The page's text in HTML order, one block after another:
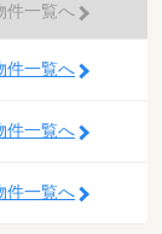
件一覧へ
件一覧へ
件一覧へ
件一覧へ